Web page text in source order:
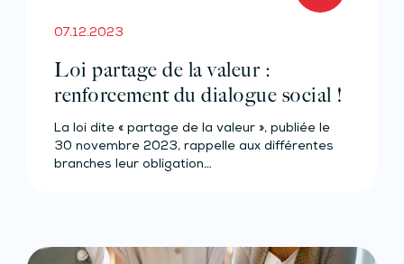
07.12.2023
Loi partage de la valeur :
renforcement du dialogue social !
La loi dite « partage de la valeur », publiée le
30 novembre 2023, rappelle aux différentes
branches leur obligation…